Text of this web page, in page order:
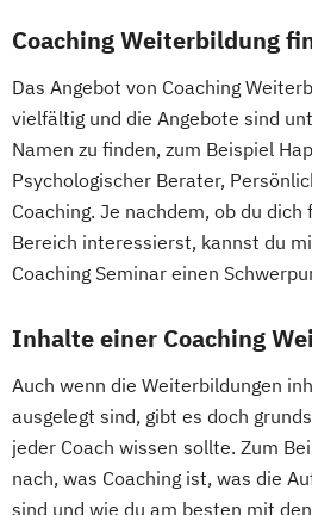
Psychologische/r
zusätzlicher Fachrichtung
Traumafachberater/-in
Coaching Weiterbildung
Das Angebot von Coaching
vielfältig und die Angebote sind
Namen zu finden, zum Beispiel
Psychologischer Berater,
Coaching. Je nachdem, ob du
Bereich interessierst, kannst du
Coaching Seminar einen
Inhalte einer Coaching
Auch wenn die Weiterbildungen
ausgelegt sind, gibt es doch
jeder Coach wissen sollte. Zum
nach, was Coaching ist, was die
sind und wie du am besten mit